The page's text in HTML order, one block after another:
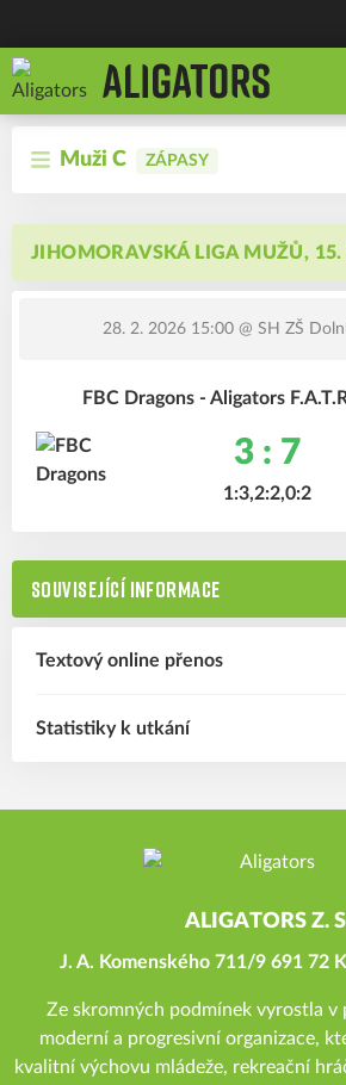
Muži C ZÁPASY
JIHOMORAVSKÁ LIGA MUŽŮ, 15.
28. 2. 2026 15:00@ SH ZŠ
FBC Dragons - Aligators
3 : 7
1:3,2:2,0:2
SOUVISEJÍCÍ INFORMACE
Textový online přenos
Statistiky k utkání
ALIGATORS Z.
J. A. Komenského 711/9 691 72
Ze skromných podmínek vyrostla v
moderní a progresivní organizace,
kvalitní výchovu mládeže, rekreační